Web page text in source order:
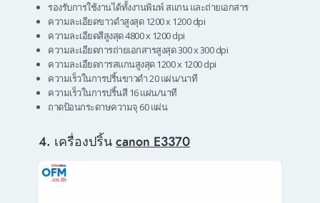
รองรับการใช้งานได้ทั้งงานพิมพ์ สแกน และถ่ายเอกสาร
ความละเอียดขาวดำสูงสุด 1200 x 1200 dpi
ความละเอียดสีสูงสุด 4800 x 1200 dpi
ความละเอียดการถ่ายเอกสารสูงสุด 300 x 300 dpi
ความละเอียดการสแกนสูงสุด 1200 x 1200 dpi
ความเร็วในการปริ้นขาวดำ 20 แผ่น/นาที
ความเร็วในการปริ้นสี 16 แผ่น/นาที
ถาดป้อนกระดาษความจุ 60 แผ่น
4. เครื่องปริ้นcanon E3370